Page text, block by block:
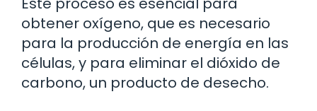
obtener oxígeno, que es necesario
para la producción de energía en las
células, y para eliminar el dióxido de
carbono, un producto de desecho.